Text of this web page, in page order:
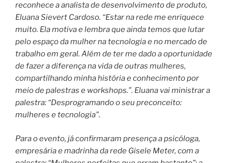
reconhece a analista de desenvolvimento de produto,
Eluana Sievert Cardoso. “Estar na rede me enriquece
muito. Ela motiva e lembra que ainda temos que lutar
pelo espaço da mulher na tecnologia e no mercado de
trabalho em geral. Além de ter me dado a oportunidade
de fazer a diferença na vida de outras mulheres,
compartilhando minha história e conhecimento por
meio de palestras e workshops.”. Eluana vai ministrar a
palestra: “Desprogramando o seu preconceito:
mulheres e tecnologia”.
Para o evento, já confirmaram presença a psicóloga,
empresária e madrinha da rede Gisele Meter, com a